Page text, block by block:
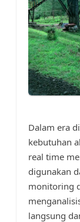
Dalam era
kebutuhan
real time
digunakan
monitoring
langsung